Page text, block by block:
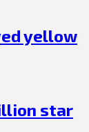
yellow
star